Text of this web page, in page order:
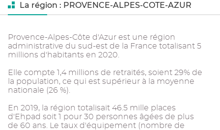
La région : PROVENCE-ALPES-COTE-AZUR
Provence-Alpes-Côte d'Azur est une région
administrative du sud-est de la France totalisant 5
millions d'habitants en 2020.
Elle compte 1,4 millions de retraités, soient 29% de
la population, ce qui est supérieur à la moyenne
nationale (26 %).
En 2019, la région totalisait 46.5 mille places
d'Ehpad soit 1 pour 30 personnes âgées de plus
de 60 ans. Le taux d'équipement (nombre de